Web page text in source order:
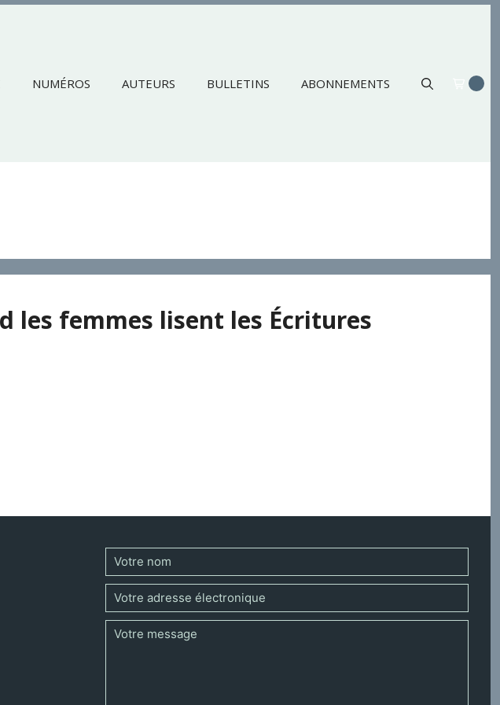
NUMÉROS AUTEURS BULLETINS ABONNEMENTS
les femmes lisent les Écritures